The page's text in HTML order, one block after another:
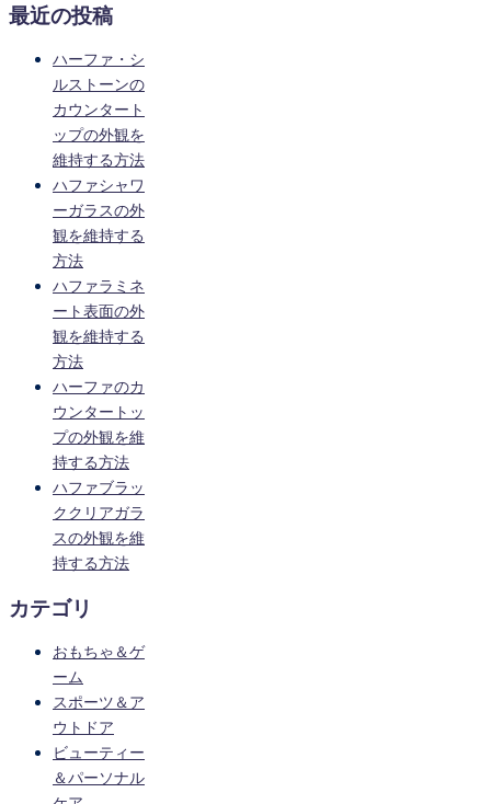
最近の投稿
ハーファ・シ
ルストーンの
カウンタート
ップの外観を
維持する方法
ハファシャワ
ーガラスの外
観を維持する
方法
ハファラミネ
ート表面の外
観を維持する
方法
ハーファのカ
ウンタートッ
プの外観を維
持する方法
ハファブラッ
ククリアガラ
スの外観を維
持する方法
カテゴリ
おもちゃ＆ゲ
ーム
スポーツ＆ア
ウトドア
ビューティー
＆パーソナル